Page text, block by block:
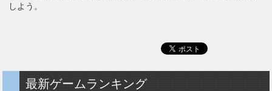
しよう。
最新ゲームランキング